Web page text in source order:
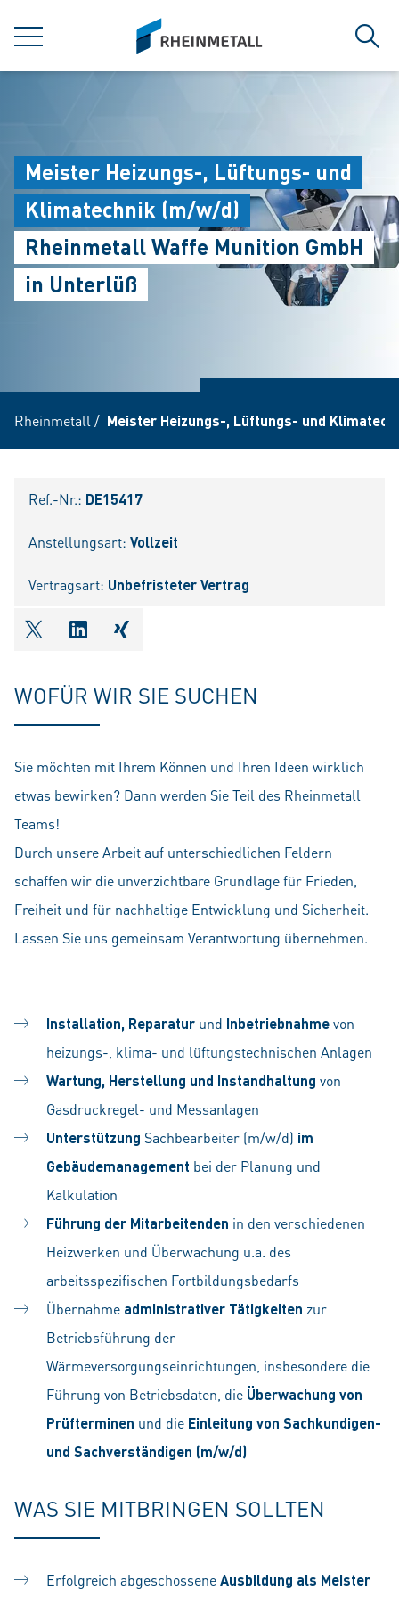
MENÜ
siteLogo
Meister Heizungs-, Lüftungs- und
Klimatechnik (m/w/d)
Rheinmetall Waffe Munition GmbH
in Unterlüß
Rheinmetall / Meister Heizungs-, Lüftungs- und
Ref.-Nr.: DE15417
Anstellungsart: Vollzeit
Vertragsart: Unbefristeter Vertrag
shareOntwitter
shareOnlinkedIn
shareOnxing
WOFÜR WIR SIE SUCHEN
Sie möchten mit Ihrem Können und Ihren Ideen wirklich
etwas bewirken? Dann werden Sie Teil des Rheinmetall
Teams!
Durch unsere Arbeit auf unterschiedlichen Feldern
schaffen wir die unverzichtbare Grundlage für Frieden,
Freiheit und für nachhaltige Entwicklung und Sicherheit.
Lassen Sie uns gemeinsam Verantwortung übernehmen.
Installation, Reparatur und Inbetriebnahmevon
heizungs-, klima- und lüftungstechnischen Anlagen
Wartung, Herstellung und Instandhaltung von
Gasdruckregel- und Messanlagen
Unterstützung Sachbearbeiter (m/w/d) im
Gebäudemanagement bei der Planung und
Kalkulation
Führung der Mitarbeitenden in den verschiedenen
Heizwerken und Überwachung u.a. des
arbeitsspezifischen Fortbildungsbedarfs
Übernahme administrativer Tätigkeiten zur
Betriebsführung der
Wärmeversorgungseinrichtungen, insbesondere die
Führung von Betriebsdaten, die Überwachung von
Prüfterminen und die Einleitung von Sachkundigen-
und Sachverständigen (m/w/d)
WAS SIE MITBRINGEN SOLLTEN
Erfolgreich abgeschosseneAusbildung als Meister